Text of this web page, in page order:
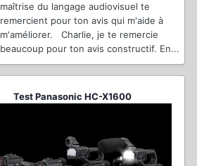
maîtrise du langage audiovisuel te
remercient pour ton avis qui m'aide à
m'améliorer. Charlie, je te remercie
beaucoup pour ton avis constructif. En...
Test Panasonic HC-X1600